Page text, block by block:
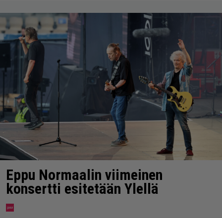
Eppu Normaalin viimeinen
konsertti esitetään Ylellä